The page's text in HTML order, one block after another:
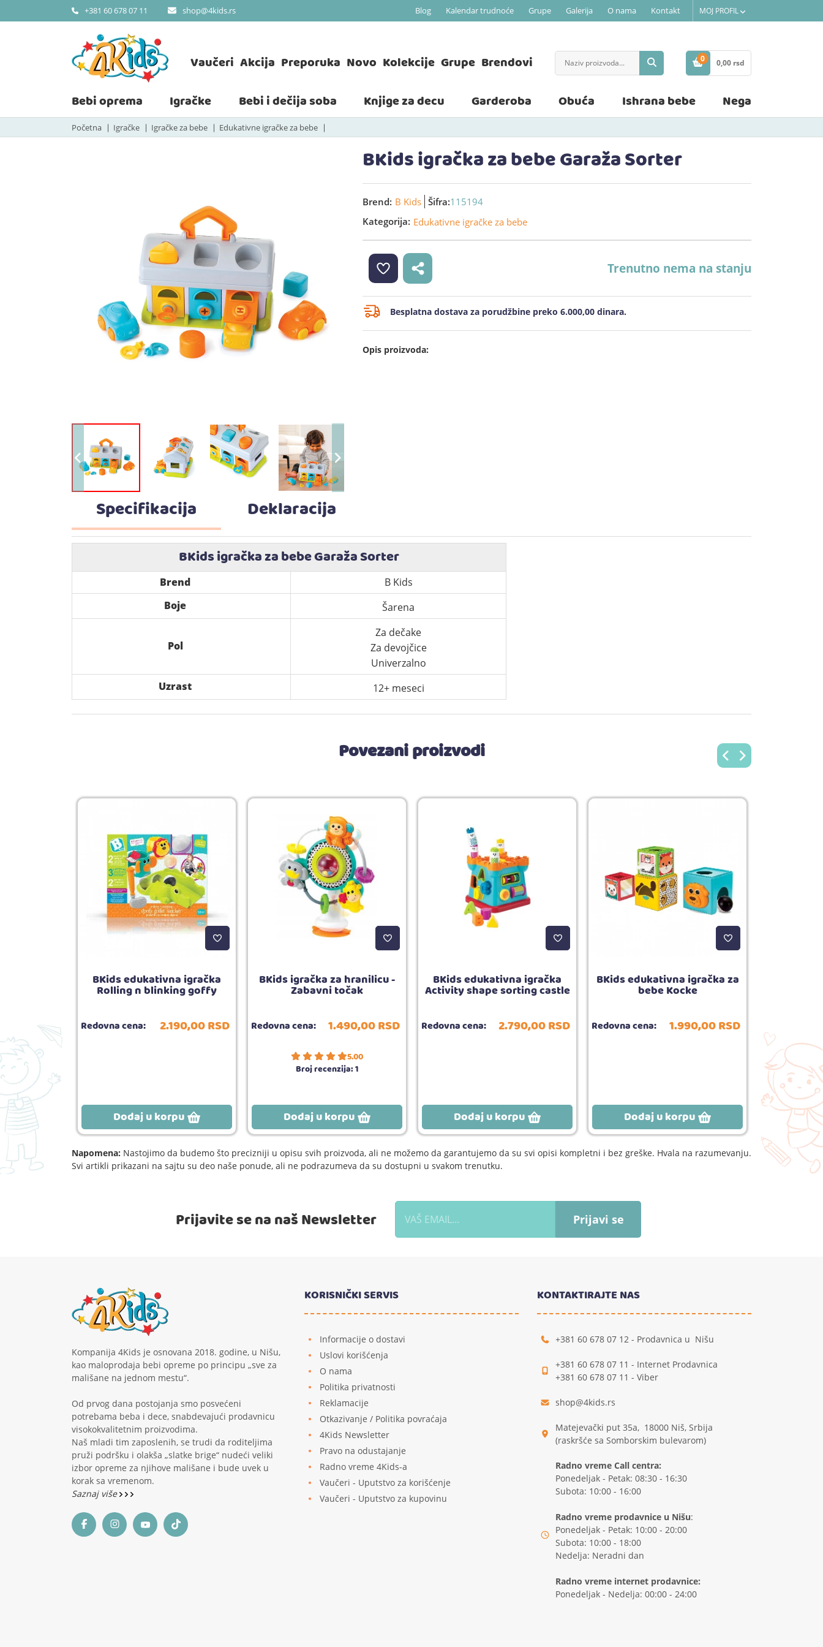
+381 60 678 07 11 shop@4kids.rs Blog Kalendar trudnoće Grupe Galerija O nama Kontakt MOJ PROFIL
Vaučeri Akcija Preporuka Novo Kolekcije Grupe Brendovi
0
STAVKE
0,00 rsd
Bebi oprema Igračke Bebi i dečija soba Knjige za decu Garderoba Obuća Ishrana bebe Nega
Početna Igračke Igračke za bebe Edukativne igračke za bebe
BKids igračka za bebe Garaža Sorter
Brend: B Kids Šifra:115194
Kategorija: Edukativne igračke za bebe
Trenutno nema na stanju
Besplatna dostava za porudžbine preko 6.000,00 dinara.
Opis proizvoda:
Specifikacija Deklaracija
BKids igračka za bebe Garaža Sorter
Brend
B Kids
Boje
Šarena
Pol
Za dečake
Za devojčice
Univerzalno
Uzrast
12+ meseci
Povezani proizvodi
RSD
BKids edukativna igračka
Rolling n blinking goffy
Redovna cena: 2.190,00RSD
Dodaj u korpu
BKids igračka za hranilicu -
Zabavni točak
Redovna cena: 1.490,00RSD
5.00
Broj recenzija:1
Dodaj u korpu
BKids edukativna igračka
Activity shape sorting castle
Redovna cena: 2.790,00RSD
Dodaj u korpu
BKids edukativna igračka za
bebe Kocke
Redovna cena: 1.990,00RSD
Dodaj u korpu
Napomena: Nastojimo da budemo što precizniji u opisu svih proizvoda, ali ne možemo da garantujemo da su svi opisi kompletni i bez greške. Hvala na razumevanju.
Svi artikli prikazani na sajtu su deo naše ponude, ali ne podrazumeva da su dostupni u svakom trenutku.
Prijavite se na naš Newsletter Prijavi se
Kompanija 4Kids je osnovana 2018. godine, u Nišu,
kao maloprodaja bebi opreme po principu „sve za
mališane na jednom mestu“.
Od prvog dana postojanja smo posvećeni
potrebama beba i dece, snabdevajući prodavnicu
visokokvalitetnim proizvodima.
Naš mladi tim zaposlenih, se trudi da roditeljima
pruži podršku i olakša „slatke brige“ nudeći veliki
izbor opreme za njihove mališane i bude uvek u
korak sa vremenom.
Saznaj više
KORISNIČKI SERVIS
Informacije o dostavi
Uslovi korišćenja
O nama
Politika privatnosti
Reklamacije
Otkazivanje / Politika povraćaja
4Kids Newsletter
Pravo na odustajanje
Radno vreme 4Kids-a
Vaučeri - Uputstvo za korišćenje
Vaučeri - Uputstvo za kupovinu
KONTAKTIRAJTE NAS
+381 60 678 07 12 - Prodavnica u Nišu
+381 60 678 07 11 - Internet Prodavnica
+381 60 678 07 11 - Viber
shop@4kids.rs
Matejevački put 35a, 18000 Niš, Srbija
(raskršće sa Somborskim bulevarom)
Radno vreme Call centra:
Ponedeljak - Petak: 08:30 - 16:30
Subota: 10:00 - 16:00
Radno vreme prodavnice u Nišu:
Ponedeljak - Petak: 10:00 - 20:00
Subota: 10:00 - 18:00
Nedelja: Neradni dan
Radno vreme internet prodavnice:
Ponedeljak - Nedelja: 00:00 - 24:00